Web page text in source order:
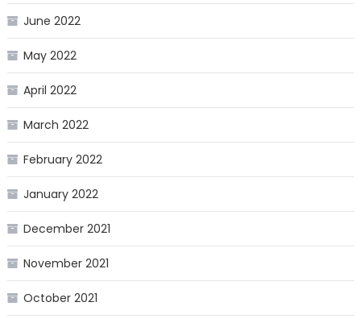
June 2022
May 2022
April 2022
March 2022
February 2022
January 2022
December 2021
November 2021
October 2021